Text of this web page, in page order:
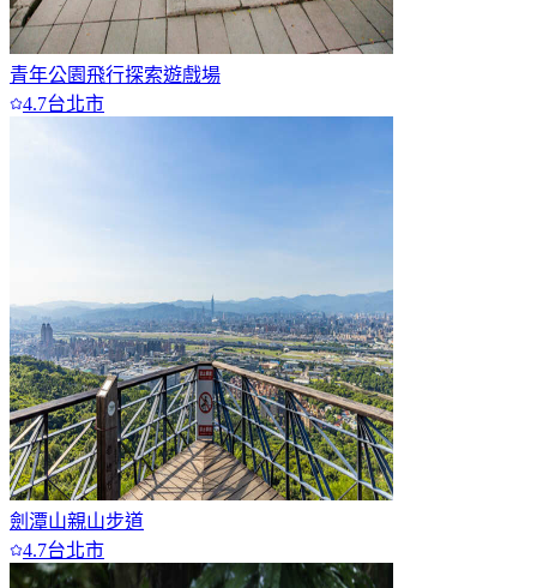
青年公園飛行探索遊戲場
4.7台北市
劍潭山親山步道
4.7台北市